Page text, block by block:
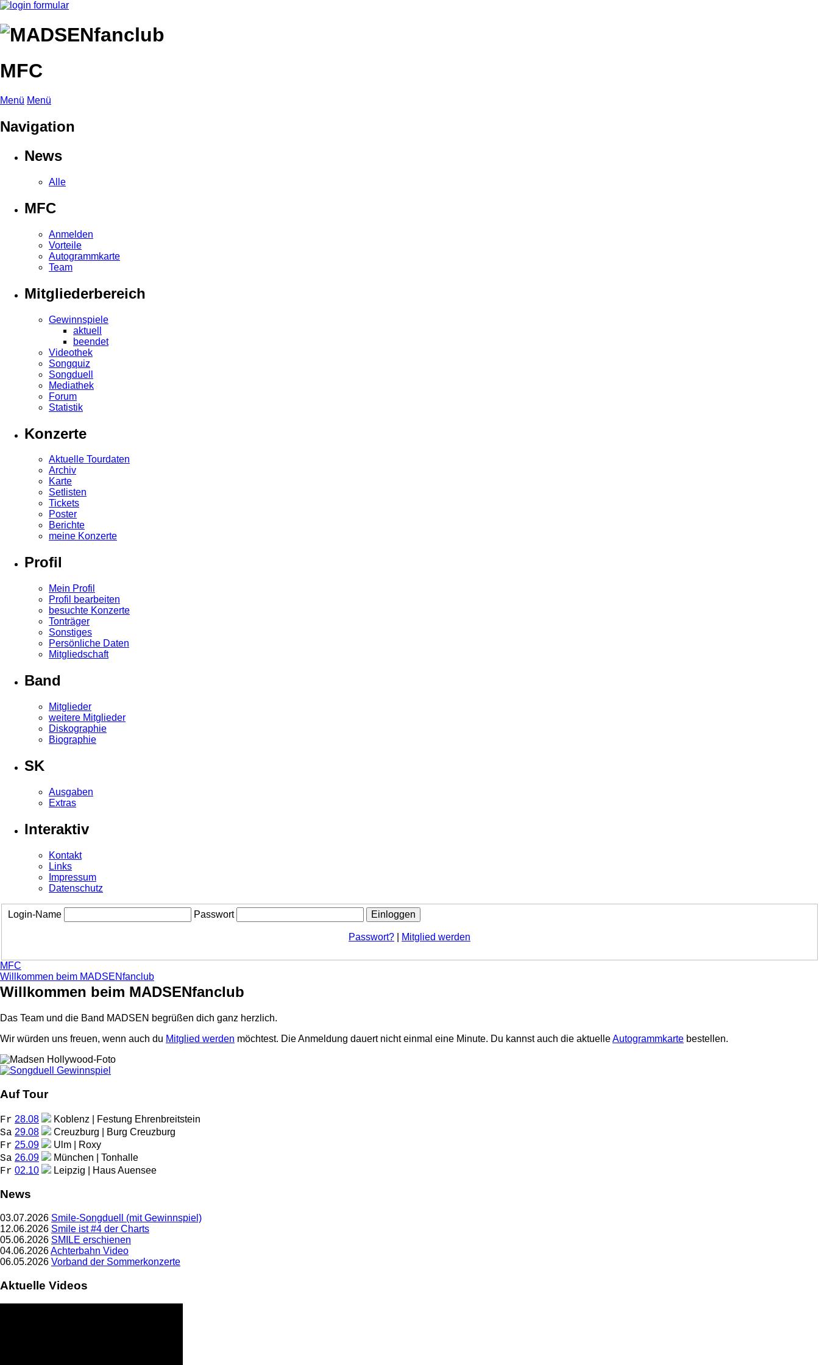
MFC
Menü Menü
Navigation
News
Alle
MFC
Anmelden
Vorteile
Autogrammkarte
Team
Mitgliederbereich
Gewinnspiele
aktuell
beendet
Videothek
Songquiz
Songduell
Mediathek
Forum
Statistik
Konzerte
Aktuelle Tourdaten
Archiv
Karte
Setlisten
Tickets
Poster
Berichte
meine Konzerte
Profil
Mein Profil
Profil bearbeiten
besuchte Konzerte
Tonträger
Sonstiges
Persönliche Daten
Mitgliedschaft
Band
Mitglieder
weitere Mitglieder
Diskographie
Biographie
SK
Ausgaben
Extras
Interaktiv
Kontakt
Links
Impressum
Datenschutz
Login-Name Passwort
Passwort? Mitglied werden
MFC
Willkommen beim MADSENfanclub
Willkommen beim MADSENfanclub
Das Team und die Band MADSEN begrüßen dich ganz herzlich.
Wir würden uns freuen, wenn auch du Mitglied werden möchtest. Die Anmeldung dauert nicht einmal eine Minute. Du kannst auch die aktuelleAutogrammkarte bestellen.
Auf Tour
Fr 28.08 Koblenz | Festung Ehrenbreitstein
Sa 29.08 Creuzburg | Burg Creuzburg
Fr 25.09 Ulm | Roxy
Sa 26.09 München | Tonhalle
Fr 02.10 Leipzig | Haus Auensee
News
03.07.2026 Smile-Songduell (mit Gewinnspiel)
12.06.2026 Smile ist #4 der Charts
05.06.2026 SMILE erschienen
04.06.2026Achterbahn Video
06.05.2026 Vorband der Sommerkonzerte
Aktuelle Videos